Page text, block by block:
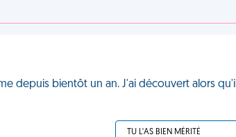
depuis bientôt un an. J'ai découvert alors
TU L'AS BIEN MÉRITÉ